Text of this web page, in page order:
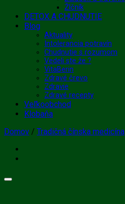
Žlčník
DETOX A CHUDNUTIE
Blog
Aktuality
Intolerancia potravín
Chudnutie s rozumom
Vedeli ste že ?
VitaBerin
Zdravé črevo
Zdravie
Zdravé recepty
Veľkoobchod
Klobaňa
Domov / Tradičná čínska medicína